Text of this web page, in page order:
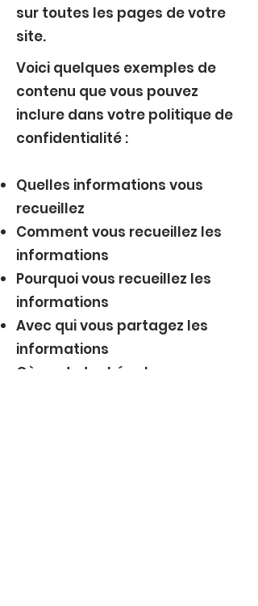
sur toutes les pages de votre
site.
Voici quelques exemples de
contenu que vous pouvez
inclure dans votre politique de
confidentialité :
Quelles informations vous
recueillez
Comment vous recueillez les
informations
Pourquoi vous recueillez les
informations
Avec qui vous partagez les
informations
Où sont stockées les